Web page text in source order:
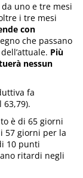
uno e tre mesi
i tre mesi
con
che passano
Più
nessun
fa
63,79).
è di 65 giorni
57 giorni per la
10 punti
ritardi negli